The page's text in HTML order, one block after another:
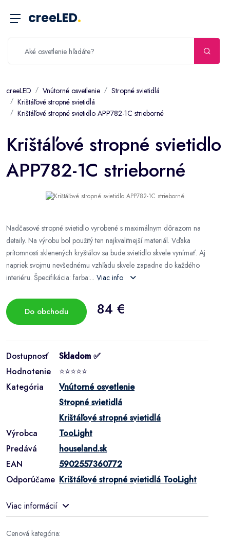
creeLED.
creeLED Vnútorné osvetlenie
Stropné svietidlá
Krištáľové stropné svietidlá
Krištáľové stropné svietidlo APP782-1C strieborné
Krištáľové stropné svietidlo
APP782-1C strieborné
Nadčasové stropné svietidlo vyrobené s maximálnym dôrazom na
detaily. Na výrobu bol použitý ten najkvalitnejší materiál. Vďaka
prítomnosti sklenených kryštálov sa bude svietidlo skvele vynímať. Aj
napriek svojmu nevšednému vzhľadu skvele zapadne do každého
interiéru. Špecifikácia: farba:... Viac info
Do obchodu 84 €
Dostupnosť
Skladom ✅
Hodnotenie
⭐⭐⭐⭐⭐
Kategória
Vnútorné osvetlenie
Stropné svietidlá
Krištáľové stropné svietidlá
Výrobca
TooLight
Predává
houseland.sk
EAN
5902557360772
Odporúčame Krištáľové stropné svietidlá TooLight
Viac informácií
Cenová kategória: